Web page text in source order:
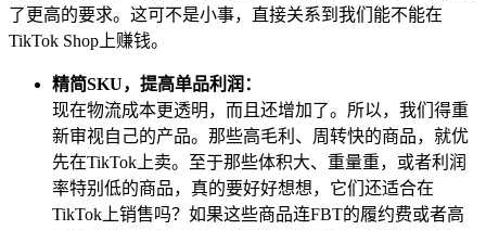
了更高的要求。这可不是小事，直接关系到我们能不能在
TikTok Shop上赚钱。
精简SKU，提高单品利润：
现在物流成本更透明，而且还增加了。所以，我们得重
新审视自己的产品。那些高毛利、周转快的商品，就优
先在TikTok上卖。至于那些体积大、重量重，或者利润
率特别低的商品，真的要好好想想，它们还适合在
TikTok上销售吗？如果这些商品连FBT的履约费或者高